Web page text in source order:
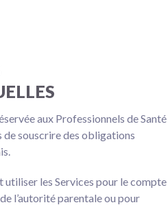
aux Professionnels de Santé
de souscrire des obligations
utiliser les Services pour le compte
l’autorité parentale ou pour